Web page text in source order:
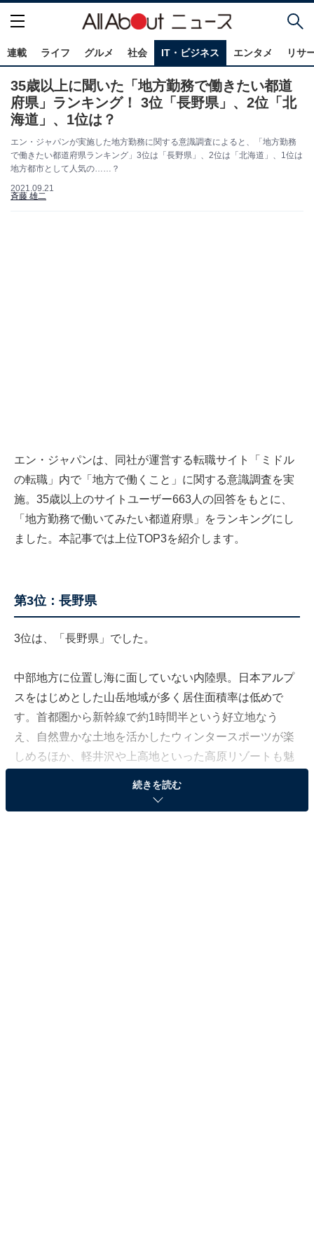
連載 ライフ グルメ 社会 IT・ビジネス エンタメ リサ
35歳以上に聞いた「地方勤務で働きたい都道
府県」ランキング！ 3位「長野県」、2位「北
海道」、1位は？
エン・ジャパンが実施した地方勤務に関する意識調査によると、「地方勤務
で働きたい都道府県ランキング」3位は「長野県」、2位は「北海道」、1位は
地方都市として人気の……？
2021.09.21
斉藤 雄二
エン・ジャパンは、同社が運営する転職サイト「ミドル
の転職」内で「地方で働くこと」に関する意識調査を実
施。35歳以上のサイトユーザー663人の回答をもとに、
「地方勤務で働いてみたい都道府県」をランキングにし
ました。本記事では上位TOP3を紹介します。
第3位：長野県
3位は、「長野県」でした。
中部地方に位置し海に面していない内陸県。日本アルプ
スをはじめとした山岳地域が多く居住面積率は低めで
す。首都圏から新幹線で約1時間半という好立地なう
え、自然豊かな土地を活かしたウィンタースポーツが楽
しめるほか、軽井沢や上高地といった高原リゾートも魅
続きを読む